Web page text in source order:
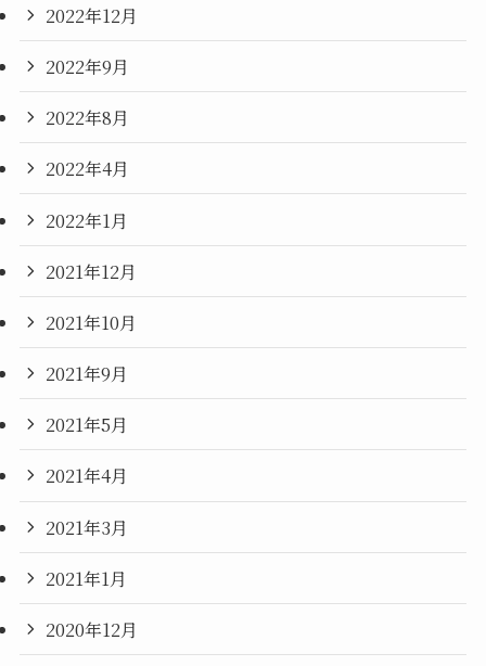
2022年12月
2022年9月
2022年8月
2022年4月
2022年1月
2021年12月
2021年10月
2021年9月
2021年5月
2021年4月
2021年3月
2021年1月
2020年12月